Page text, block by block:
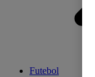
Futebol